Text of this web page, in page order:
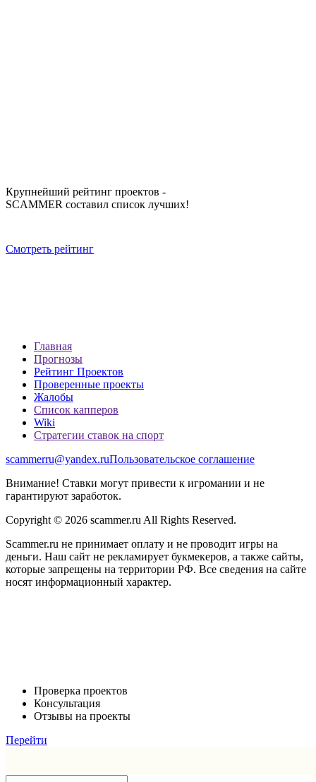
Крупнейший рейтинг проектов -
SCAMMER составил список лучших!
Смотреть рейтинг
Главная
Прогнозы
Рейтинг Проектов
Проверенные проекты
Жалобы
Список капперов
Wiki
Стратегии ставок на спорт
scammerru@yandex.ruПользовательское соглашение
Внимание! Ставки могут привести к игромании и не
гарантируют заработок.
Copyright © 2026 scammer.ru All Rights Reserved.
Scammer.ru не принимает оплату и не проводит игры на
деньги. Наш сайт не рекламирует букмекеров, а также сайты,
которые запрещены на территории РФ. Все сведения на сайте
носят информационный характер.
Проверка проектов
Консультация
Отзывы на проекты
Перейти